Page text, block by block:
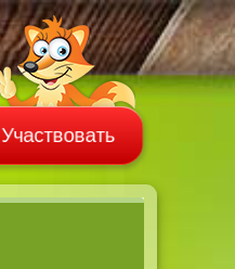
Участвовать